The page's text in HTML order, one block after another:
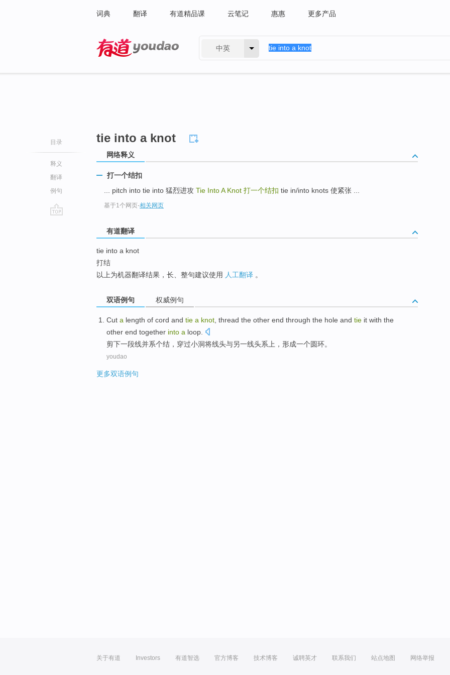
词典 翻译 有道精品课 云笔记 惠惠 更多产品
中英
目录
释义
翻译
例句
tie into a knot
网络释义
打一个结扣
... pitch into tie into 猛烈进攻 Tie Into A Knot 打一个结扣 tie in/into knots 使紧张 ...
基于1个网页-相关网页
有道翻译
tie into a knot
打结
以上为机器翻译结果，长、整句建议使用 人工翻译 。
双语例句 权威例句
Cut a length of cord and tie a knot thread the other end through the hole and tie it with the
other end together into a loop
剪下一段线并系个结 ， 穿过小洞将线头与另一线头系上， 形成一个圆环。
youdao
更多双语例句
关于有道 Investors 有道智选 官方博客 技术博客 诚聘英才 联系我们 站点地图 网络举报